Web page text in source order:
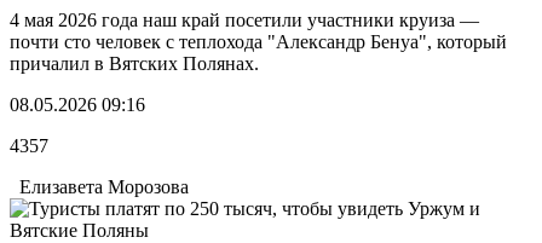
4 мая 2026 года наш край посетили участники круиза —
почти сто человек с теплохода "Александр Бенуа", который
причалил в Вятских Полянах.
08.05.2026 09:16
4357
Елизавета Морозова